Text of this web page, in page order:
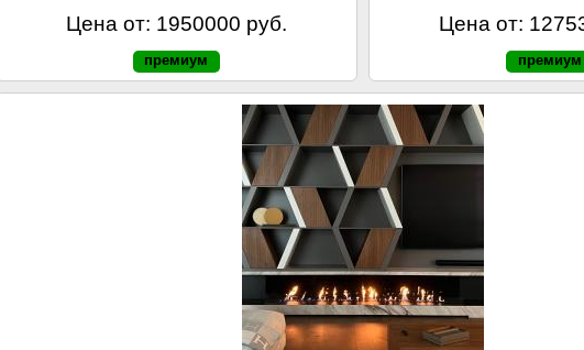
Цена от: 1950000 руб.
премиум
Цена от:
премиум